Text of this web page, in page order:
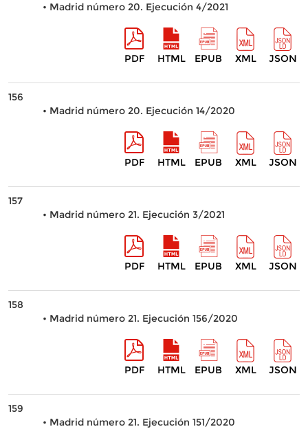
• Madrid número 20. Ejecución 4/2021
PDF HTML EPUB XML JSON
156
• Madrid número 20. Ejecución 14/2020
PDF HTML EPUB XML JSON
157
• Madrid número 21. Ejecución 3/2021
PDF HTML EPUB XML JSON
158
• Madrid número 21. Ejecución 156/2020
PDF HTML EPUB XML JSON
159
• Madrid número 21. Ejecución 151/2020